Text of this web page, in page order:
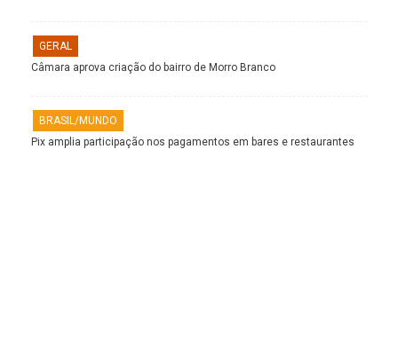
GERAL
Câmara aprova criação do bairro de Morro Branco
BRASIL/MUNDO
Pix amplia participação nos pagamentos em bares e restaurantes